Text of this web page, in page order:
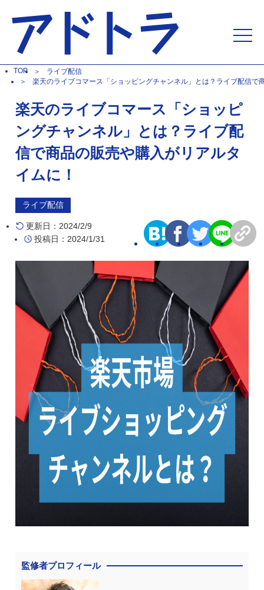
TOP
ライブ配信
楽天のライブコマース「ショッピングチャンネル」とは？ライブ配信で
楽天のライブコマース「ショッピ
ングチャンネル」とは？ライブ配
信で商品の販売や購入がリアルタ
イムに！
ライブ配信
更新日：2024/2/9
投稿日：2024/1/31
監修者プロフィール